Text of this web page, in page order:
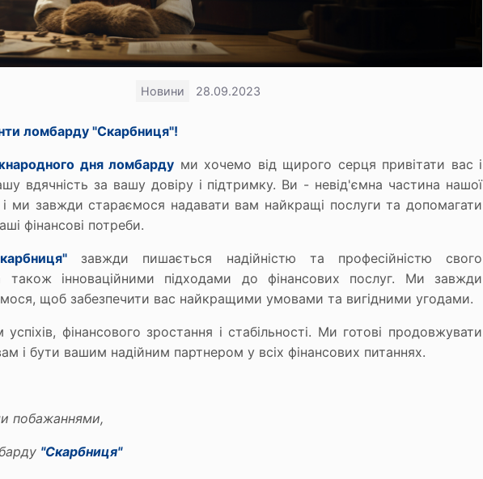
Новини 28.09.2023
ломбарду "Скарбниця"!
дня ломбарду ми хочемо від щирого серця привітати вас і
вдячність за вашу довіру і підтримку. Ви - невід'ємна частина нашої
і ми завжди стараємося надавати вам найкращі послуги та допомагати
фінансові потреби.
завжди пишається надійністю та професійністю свого
також інноваційними підходами до фінансових послуг. Ми завжди
щоб забезпечити вас найкращими умовами та вигідними угодами.
фінансового зростання і стабільності. Ми готові продовжувати
і бути вашим надійним партнером у всіх фінансових питаннях.
побажаннями,
"Скарбниця"